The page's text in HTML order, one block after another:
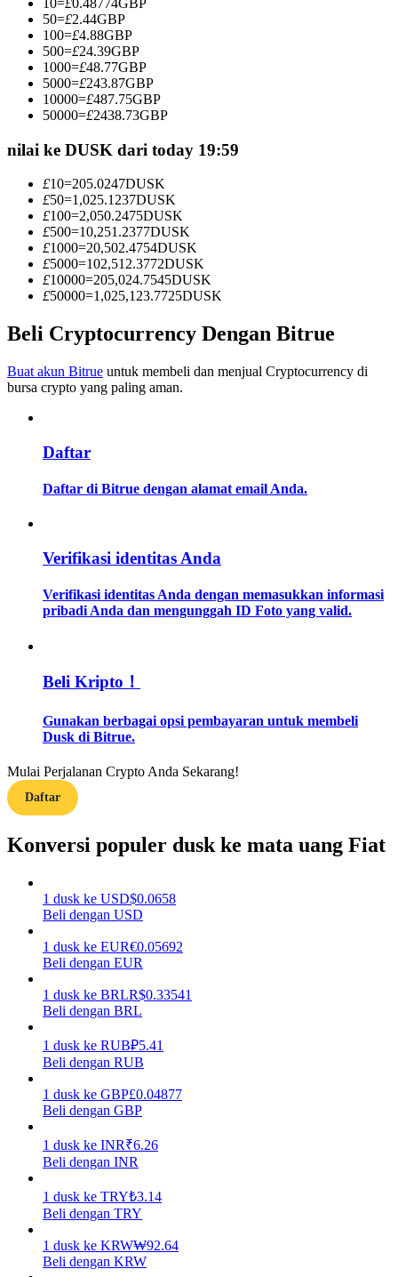
Menjadi Pedagang Salinan
Analisis data besar termasuk info perdagangan, dll.
Panduan Pemula Berjangka
Strategi perdagangan
Menghasilkan
Babi Kekuatan
50=£2.44GBP
100=£4.88GBP
500=£24.39GBP
1000=£48.77GBP
5000=£243.87GBP
10000=£487.75GBP
50000=£2438.73GBP
nilai ke DUSK dari today 19:59
£10=205.0247DUSK
£50=1,025.1237DUSK
£100=2,050.2475DUSK
£500=10,251.2377DUSK
£1000=20,502.4754DUSK
£5000=102,512.3772DUSK
£10000=205,024.7545DUSK
£50000=1,025,123.7725DUSK
Beli Cryptocurrency Dengan Bitrue
Buat akun Bitrue untuk membeli dan menjual Cryptocurrency di
bursa crypto yang paling aman.
Daftar
Daftar di Bitrue dengan alamat email Anda.
Verifikasi identitas Anda
Verifikasi identitas Anda dengan memasukkan informasi
pribadi Anda dan mengunggah ID Foto yang valid.
Beli Kripto！
Gunakan berbagai opsi pembayaran untuk membeli
Dusk di Bitrue.
Mulai Perjalanan Crypto Anda Sekarang!
Daftar
Konversi populer dusk ke mata uang Fiat
1 dusk ke USD$0.0658
Beli dengan USD
1 dusk ke EUR€0.05692
Beli dengan EUR
1 dusk ke BRLR$0.33541
Beli dengan BRL
1 dusk ke RUB₽5.41
Beli dengan RUB
1 dusk ke GBP£0.04877
Beli dengan GBP
1 dusk ke INR₹6.26
Beli dengan INR
1 dusk ke TRY₺3.14
Beli dengan TRY
1 dusk ke KRW₩92.64
Beli dengan KRW